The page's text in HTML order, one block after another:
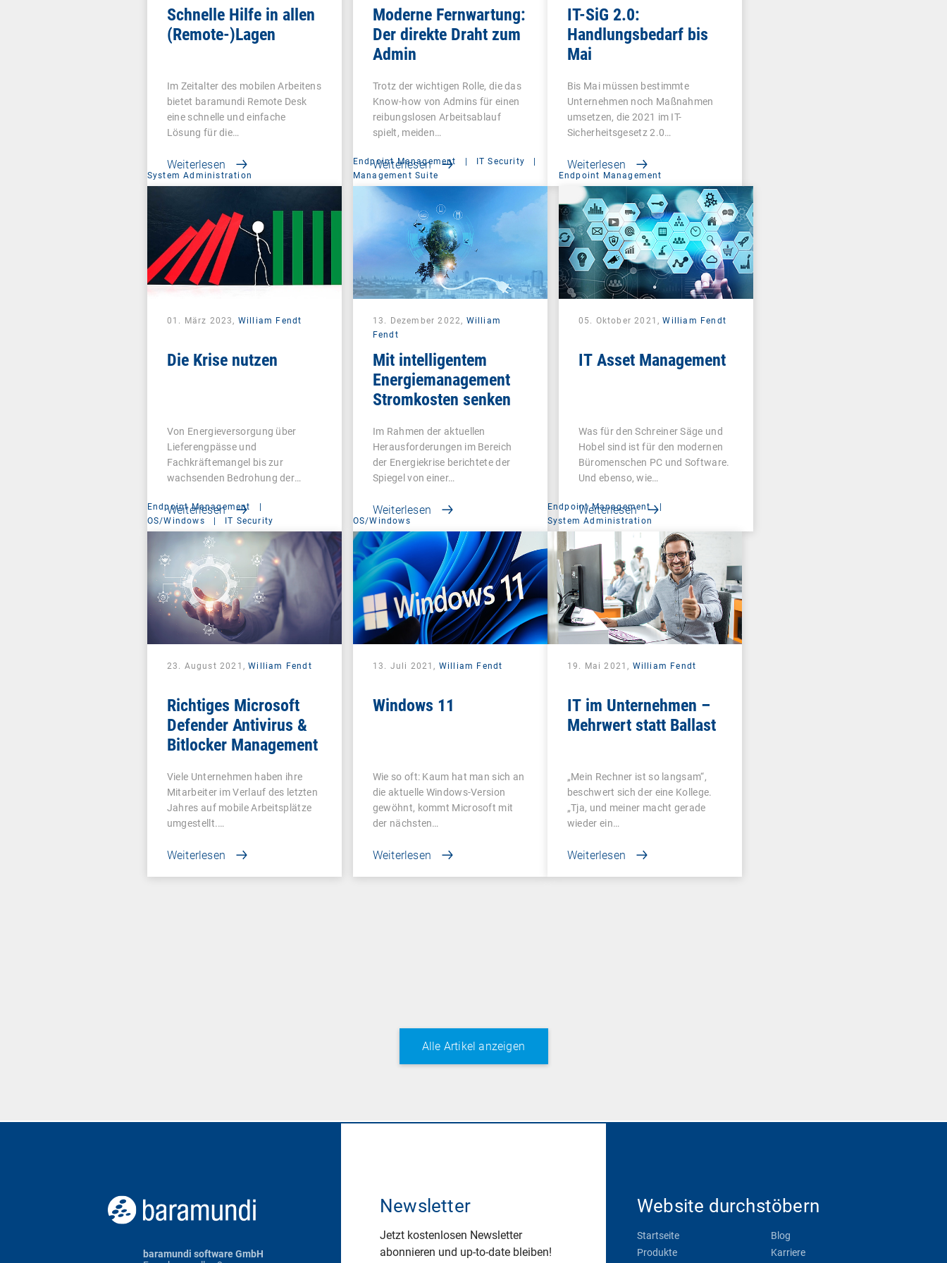
Schnelle Hilfe in allen
(Remote-)Lagen
Im Zeitalter des mobilen Arbeitens
bietet baramundi Remote Desk
eine schnelle und einfache
Lösung für die…
Weiterlesen
Moderne Fernwartung:
Der direkte Draht zum
Admin
Trotz der wichtigen Rolle, die das
Know-how von Admins für einen
reibungslosen Arbeitsablauf
spielt, meiden…
Weiterlesen
IT-SiG 2.0:
Handlungsbedarf bis
Mai
Bis Mai müssen bestimmte
Unternehmen noch Maßnahmen
umsetzen, die 2021 im IT-
Sicherheitsgesetz 2.0…
Weiterlesen
System Administration
01. März 2023, William Fendt
Die Krise nutzen
Von Energieversorgung über
Lieferengpässe und
Fachkräftemangel bis zur
wachsenden Bedrohung der
Weiterlesen
Endpoint Management IT Security
Management Suite
13. Dezember 2022, William
Fendt
Mit intelligentem
Energiemanagement
Stromkosten senken
Im Rahmen der aktuellen
Herausforderungen im Bereich
der Energiekrise berichtete der
Spiegel von einer…
Weiterlesen
Endpoint Management
05. Oktober 2021,William Fendt
IT Asset Management
Was für den Schreiner Säge und
Hobel sind ist für den modernen
Büromenschen PC und Software.
Und ebenso, wie…
Weiterlesen
Endpoint Management
OS/Windows
IT Security
23. August 2021,William Fendt
Richtiges Microsoft
Defender Antivirus &
Bitlocker Management
Viele Unternehmen haben ihre
Mitarbeiter im Verlauf des letzten
Jahres auf mobile Arbeitsplätze
umgestellt.…
Weiterlesen
OS/Windows
13. Juli 2021, William Fendt
Windows 11
Wie so oft: Kaum hat man sich an
die aktuelle Windows-Version
gewöhnt, kommt Microsoft mit
der nächsten…
Weiterlesen
Endpoint Management
System Administration
19. Mai 2021, William Fendt
IT im Unternehmen –
Mehrwert statt Ballast
„Mein Rechner ist so langsam“,
beschwert sich der eine Kollege.
„Tja, und meiner macht gerade
wieder ein…
Weiterlesen
Alle Artikel anzeigen
baramundi software GmbH
Newsletter
Jetzt kostenlosen Newsletter
abonnieren und up-to-date bleiben!
Website durchstöbern
Startseite
Produkte
Blog
Karriere